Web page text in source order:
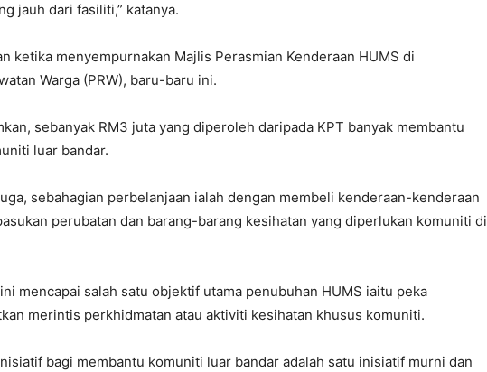
jauh dari fasiliti,” katanya.
ketika menyempurnakan Majlis Perasmian Kenderaan HUMS di
Warga (PRW), baru-baru ini.
sebanyak RM3 juta yang diperoleh daripada KPT banyak membantu
luar bandar.
sebahagian perbelanjaan ialah dengan membeli kenderaan-kenderaan
perubatan dan barang-barang kesihatan yang diperlukan komuniti di
mencapai salah satu objektif utama penubuhan HUMS iaitu peka
merintis perkhidmatan atau aktiviti kesihatan khusus komuniti.
bagi membantu komuniti luar bandar adalah satu inisiatif murni dan